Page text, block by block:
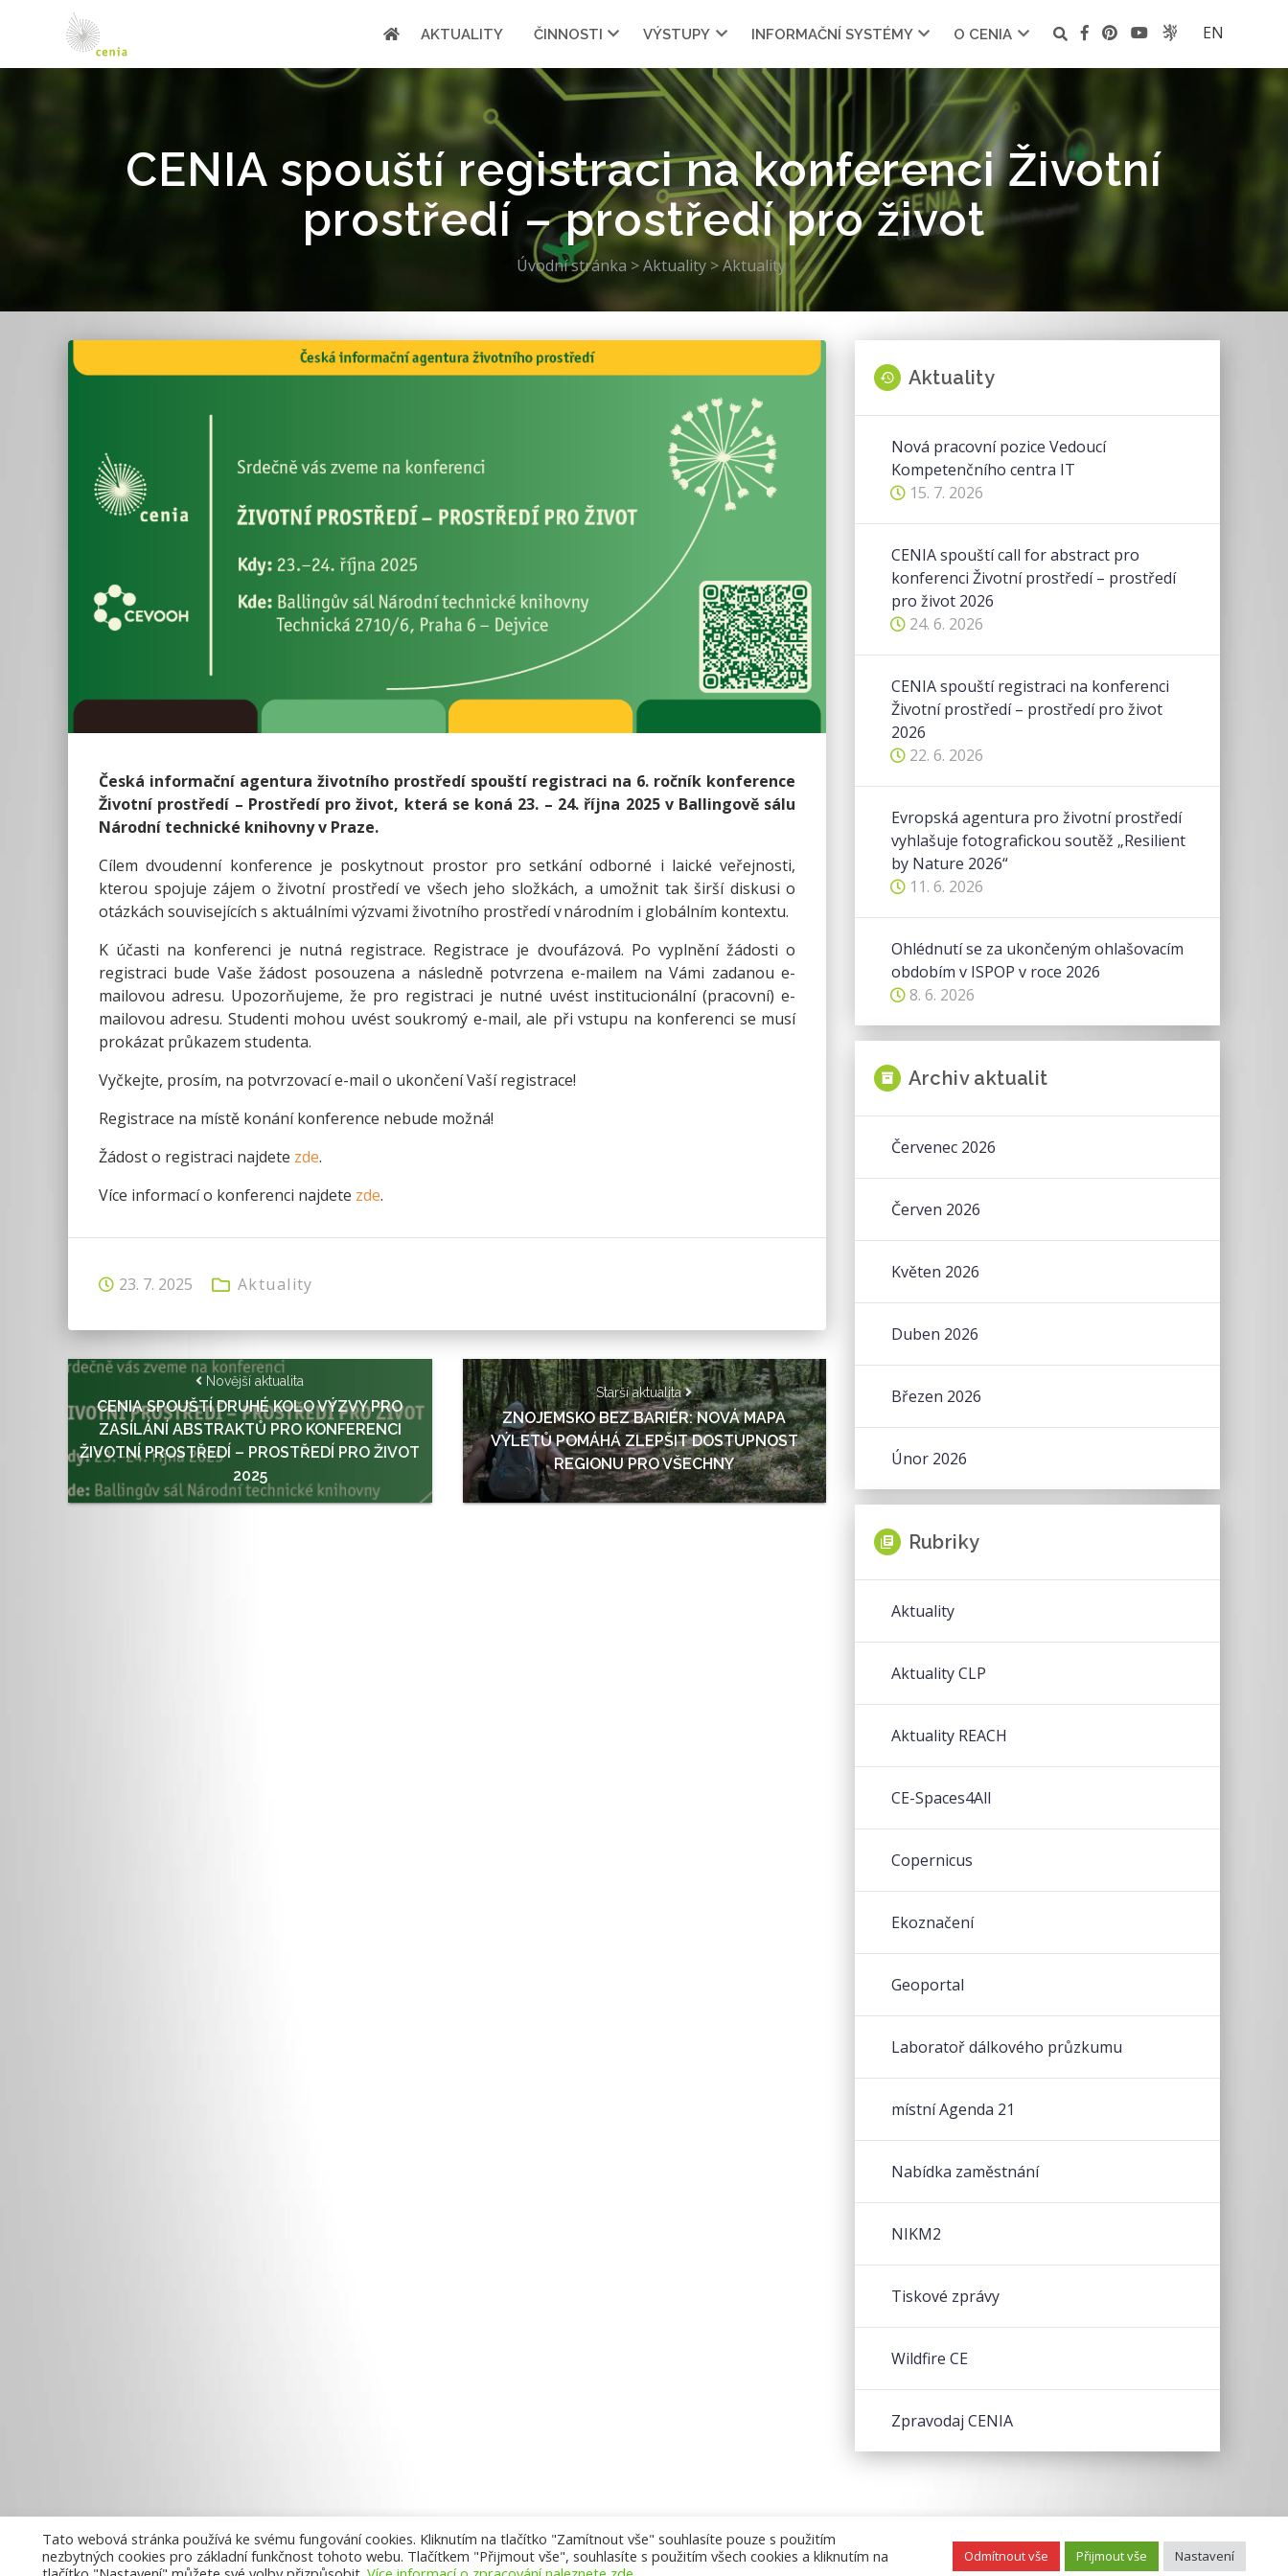
AKTUALITY ČINNOSTI VÝSTUPY INFORMAČNÍ SYSTÉMY O CENIA EN
CENIA spouští registraci na konferenci Životní
prostředí – prostředí pro život
Úvodní stránka >Aktuality >Aktuality
Česká informační agentura životního prostředí spouští registraci na 6. ročník konference
Životní prostředí – Prostředí pro život, která se koná 23. – 24. října 2025 v Ballingově sálu
Národní technické knihovny v Praze.
Cílem dvoudenní konference je poskytnout prostor pro setkání odborné i laické veřejnosti,
kterou spojuje zájem o životní prostředí ve všech jeho složkách, a umožnit tak širší diskusi o
otázkách souvisejících s aktuálními výzvami životního prostředí v národním i globálním kontextu.
K účasti na konferenci je nutná registrace. Registrace je dvoufázová. Po vyplnění žádosti o
registraci bude Vaše žádost posouzena a následně potvrzena e-mailem na Vámi zadanou e-
mailovou adresu. Upozorňujeme, že pro registraci je nutné uvést institucionální (pracovní) e-
mailovou adresu. Studenti mohou uvést soukromý e-mail, ale při vstupu na konferenci se musí
prokázat průkazem studenta.
Vyčkejte, prosím, na potvrzovací e-mail o ukončení Vaší registrace!
Registrace na místě konání konference nebude možná!
Žádost o registraci najdete zde.
Více informací o konferenci najdete zde.
23. 7. 2025 Aktuality
Starší aktualita
ZNOJEMSKO BEZ BARIÉR: NOVÁ MAPA
VÝLETŮ POMÁHÁ ZLEPŠIT DOSTUPNOST
REGIONU PRO VŠECHNY
Novější aktualita
CENIA SPOUŠTÍ DRUHÉ KOLO VÝZVY PRO
ZASÍLÁNÍ ABSTRAKTŮ PRO KONFERENCI
ŽIVOTNÍ PROSTŘEDÍ – PROSTŘEDÍ PRO ŽIVOT
2025
Aktuality
Nová pracovní pozice Vedoucí
Kompetenčního centra IT
15. 7. 2026
CENIA spouští call for abstract pro
konferenci Životní prostředí – prostředí
pro život 2026
24. 6. 2026
CENIA spouští registraci na konferenci
Životní prostředí – prostředí pro život
2026
22. 6. 2026
Evropská agentura pro životní prostředí
vyhlašuje fotografickou soutěž „Resilient
by Nature 2026“
11. 6. 2026
Ohlédnutí se za ukončeným ohlašovacím
obdobím v ISPOP v roce 2026
8. 6. 2026
Archiv aktualit
Červenec 2026
Červen 2026
Květen 2026
Duben 2026
Březen 2026
Únor 2026
Rubriky
Aktuality
Aktuality CLP
Aktuality REACH
CE-Spaces4All
Copernicus
Ekoznačení
Geoportal
Laboratoř dálkového průzkumu
místní Agenda 21
Nabídka zaměstnání
NIKM2
Tiskové zprávy
Wildfire CE
Zpravodaj CENIA
Tato webová stránka používá ke svému fungování cookies. Kliknutím na tlačítko "Zamítnout vše" souhlasíte pouze s použitím
nezbytných cookies pro základní funkčnost tohoto webu. Tlačítkem "Přijmout vše", souhlasíte s použitím všech cookies a kliknutím na
Odmítnout vše Přijmout vše Nastavení